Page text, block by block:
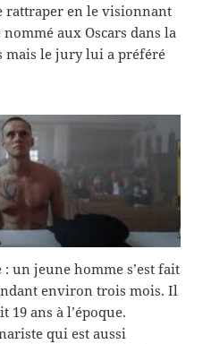
rattraper en le visionnant
aux Oscars dans la
mais le jury lui a préféré
un jeune homme s’est fait
environ trois mois. Il
19 ans à l’époque.
qui est aussi